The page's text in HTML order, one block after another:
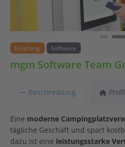
Empfang Software
mgm Software Team
Beschreibung Profil
Eine moderne
tägliche Geschäft und spart
dazu ist eine leistungsstarke